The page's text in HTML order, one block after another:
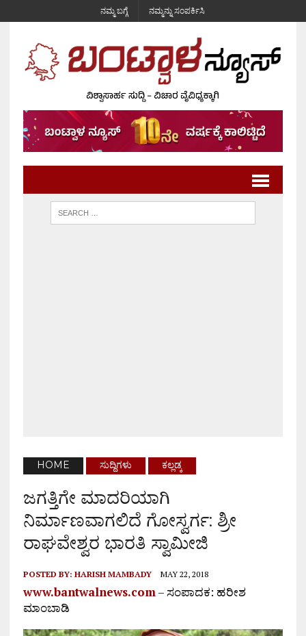
ನಮ್ಮ ಬಗ್ಗೆ ನಮ್ಮನ್ನು ಸಂಪರ್ಕಿಸಿ
HOME ಸುದ್ದಿಗಳು ಕಲ್ಲಡ್ಕ
ಜಗತ್ತಿಗೇ ಮಾದರಿಯಾಗಿ
ನಿರ್ಮಾಣವಾಗಲಿದೆ ಗೋಸ್ವರ್ಗ: ಶ್ರೀ
ರಾಘವೇಶ್ವರ ಭಾರತಿ ಸ್ವಾಮೀಜಿ
POSTED BY: HARISH MAMBADY MAY 22, 2018
www.bantwalnews.com– ಸಂಪಾದಕ: ಹರೀಶ
ಮಾಂಬಾಡಿ